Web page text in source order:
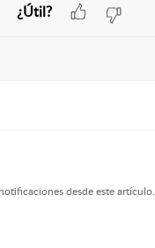
¿Útil?
desde este artículo.